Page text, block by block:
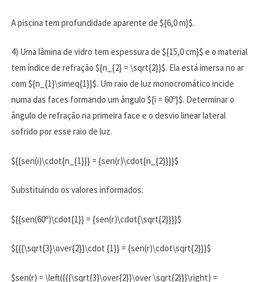
A piscina tem profundidade aparente de ${6,0 m}$.
4) Uma lâmina de vidro tem espessura de ${15,0 cm}$ e o material
tem índice de refração ${n_{2} = \sqrt{2}}$. Ela está imersa no ar
com ${n_{1}\simeq{1}}$. Um raio de luz monocromático incide
numa das faces formando um ângulo ${i = 60º}$. Determinar o
ângulo de refração na primeira face e o desvio linear lateral
sofrido por esse raio de luz.
${{sen(i)\cdot{n_{1}}} = {sen(r)\cdot{n_{2}}}}$
Substituindo os valores informados:
${{sen(60º)\cdot{1}} = {sen(r)\cdot{\sqrt{2}}}}$
${{{\sqrt{3}\over{2}}\cdot {1}} = {sen(r)\cdot\sqrt{2}}}$
$sen(r) = \left({{{\sqrt{3}\over{2}}\over \sqrt{2}}}\right) =